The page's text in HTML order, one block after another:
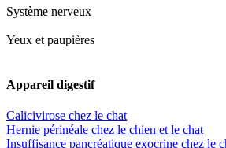
Système nerveux
Yeux et paupières
Appareil digestif
Calicivirose chez le chat
Hernie périnéale chez le chien et le chat
Insuffisance pancréatique exocrine chez le